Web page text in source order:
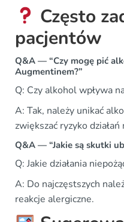
Często
pacjentów
Q&A — “Czy mogę pić
Augmentinem?”
Q: Czy alkohol wpływa
A: Tak, należy unikać
zwiększać ryzyko
Q&A — “Jakie są skutki
Q: Jakie działania
A: Do najczęstszych
reakcje alergiczne.